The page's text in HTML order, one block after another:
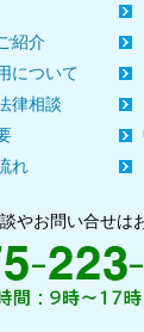
紹介
について
律相談
れ
やお問い合せは